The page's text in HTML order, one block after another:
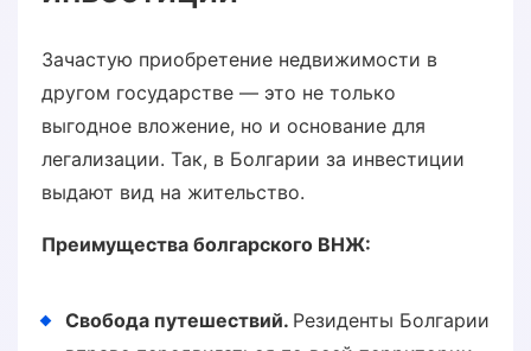
Зачастую приобретение недвижимости в
другом государстве — это не только
выгодное вложение, но и основание для
легализации. Так, в Болгарии за инвестиции
выдают вид на жительство.
Преимущества болгарского ВНЖ:
Свобода путешествий. Резиденты Болгарии